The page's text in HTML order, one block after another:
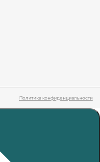
Политика конфиденциальности